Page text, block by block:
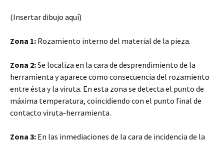
(Insertar dibujo aquí)
Zona 1: Rozamiento interno del material de la pieza.
Zona 2:Se localiza en la cara de desprendimiento de la
herramienta y aparece como consecuencia del rozamiento
entre ésta y la viruta. En esta zona se detecta el punto de
máxima temperatura, coincidiendo con el punto final de
contacto viruta-herramienta.
Zona 3: En las inmediaciones de la cara de incidencia de la